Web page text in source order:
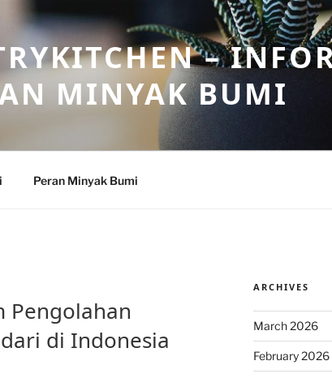
–
MINYAK BUMI
Peran Minyak Bumi
Pengolahan
di Indonesia
ARCHIVES
March 2026
February 2026